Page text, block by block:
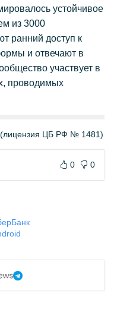
устойчивое
из 3000
ранний доступ к
и отвечают в
участвует в
проводимых
ЦБ РФ № 1481)
0 0